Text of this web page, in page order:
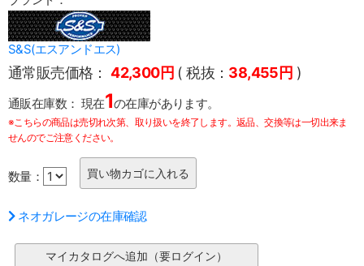
S&S(エスアンドエス)
通常販売価格： 42,300円 ( 税抜： 38,455円 )
通販在庫数： 現在1の在庫があります。
※こちらの商品は売切れ次第、取り扱いを終了します。返品、交換等は一切出来ま
せんのでご注意ください。
数量：
ネオガレージの在庫確認